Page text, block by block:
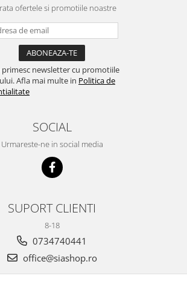
ofertele si promotiile noastre
primesc newsletter cu promotiile
Afla mai multe in Politica de
SOCIAL
Urmareste-ne in social media
SUPORT CLIENTI
8-18
0734740441
office@siashop.ro